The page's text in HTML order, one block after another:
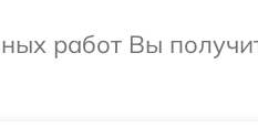
работ Вы